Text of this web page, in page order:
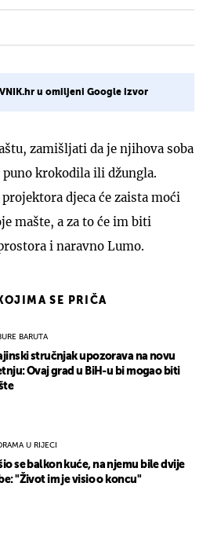
u omiljeni Google izvor
zamišljati da je njihova soba
krokodila ili džungla.
djeca će zaista moći
mašte, a za to će im biti
i naravno Lumo.
SE PRIČA
BARUTA
stručnjak upozorava na novu
Ovaj grad u BiH-u bi mogao biti
U RIJECI
se balkon kuće, na njemu bile dvije
"Život im je visio o koncu"